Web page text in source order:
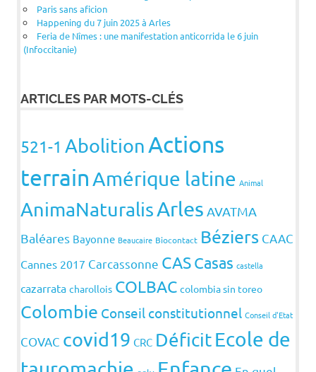
Paris sans aficion
Happening du 7 juin 2025 à Arles
Feria de Nîmes : une manifestation anticorrida le 6 juin
(Infoccitanie)
ARTICLES PAR MOTS-CLÉS
521-1 AbolitionActions
terrainAmérique latine Animal
AnimaNaturalisArles AVATMA
Baléares Bayonne Beaucaire Biocontact Béziers CAAC
Cannes 2017 Carcassonne CASCasas castella
cazarrata charollois COLBAC colombia sin toreo
Colombie Conseil constitutionnel Conseil d'Etat
COVAC covid19 CRC DéficitEcole de